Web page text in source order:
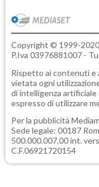
Copyright © 1999-2020
P.Iva 03976881007 -
Rispetto ai contenuti e
vietata ogni
di intelligenza
espresso di utilizzare
Per la pubblicità
Sede legale: 00187
500.000.007,00 int.
C.F.06921720154